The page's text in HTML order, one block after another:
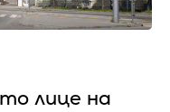
лице на